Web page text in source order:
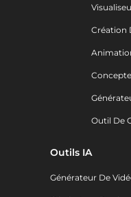
Création
Outil De
Outils IA
Générateur De